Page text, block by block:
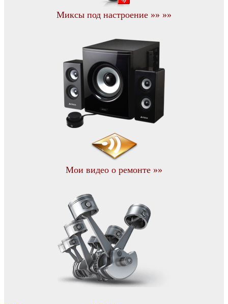
Миксы под настроение »» »»
Мои видео о ремонте »»